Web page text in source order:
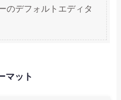
のデフォルトエディタ
マット